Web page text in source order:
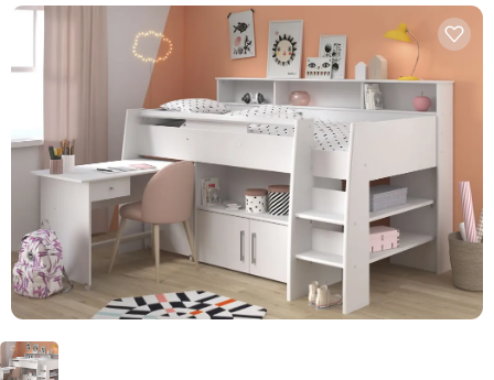
Заказать звонок
Каталог мебели на заказ
О компании
Оплата и доставка
Рассрочка и кредит
Схема работы